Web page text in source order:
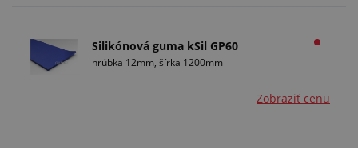
Silikónová guma kSil GP60
hrúbka 12mm, šírka 1200mm
Zobraziť cenu